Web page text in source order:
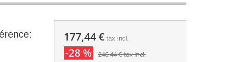
177,44 €tax incl.
-28 % 246,44 €tax incl.